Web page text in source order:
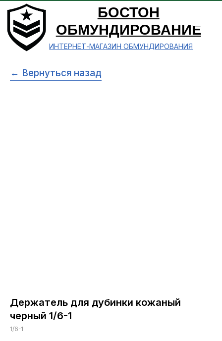
БОСТОН
ОБМУНДИРОВАНИЕ
ИНТЕРНЕТ-МАГАЗИН ОБМУНДИРОВАНИЯ
← Вернуться назад
Держатель для дубинки кожаный
черный 1/6-1
1/6-1